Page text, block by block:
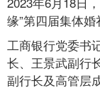
缘”第四届集体婚
工商银行党委书
长、王景武副行
副行长及高管层